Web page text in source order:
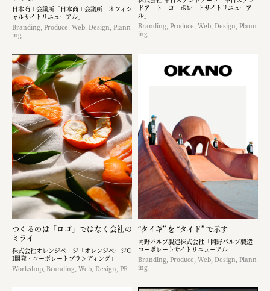
日本商工会議所「日本商工会議所 オフィシ
ャルサイトリニューアル」
Branding, Produce, Web, Design, Plann
ing
ドアート コーポレートサイトリニューア
ル」
Branding, Produce, Web, Design, Plann
ing
つくるのは「ロゴ」ではなく​会社の
ミライ
株式会社オレンジページ​「オレンジページC
I開発・コーポレートブランディング​」
Workshop, Branding, Web, Design, PR
“タイギ” を “タイド” で示す
岡野バルブ製造株式会社「岡野バルブ製造
コーポレートサイトリニューアル」
Branding, Produce, Web, Design, Plann
ing